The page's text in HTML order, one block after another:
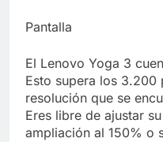
Pantalla
El Lenovo Yoga 3
Esto supera los 3.200
resolución que se
Eres libre de ajustar
ampliación al 150% o